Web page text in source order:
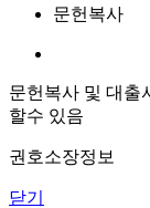
문헌복사
문헌복사 및 대출
할수 있음
권호소장정보
닫기